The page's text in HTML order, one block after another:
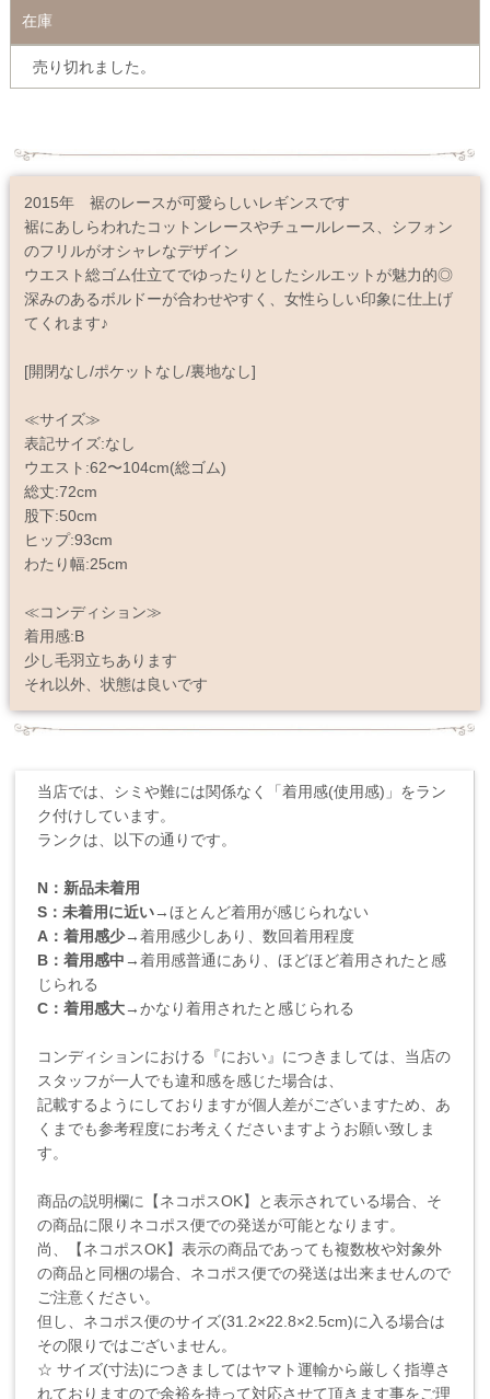
在庫
売り切れました。
2015年 裾のレースが可愛らしいレギンスです
裾にあしらわれたコットンレースやチュールレース、シフォン
のフリルがオシャレなデザイン
ウエスト総ゴム仕立てでゆったりとしたシルエットが魅力的◎
深みのあるボルドーが合わせやすく、女性らしい印象に仕上げ
てくれます♪
[開閉なし/ポケットなし/裏地なし]
≪サイズ≫
表記サイズ:なし
ウエスト:62〜104cm(総ゴム)
総丈:72cm
股下:50cm
ヒップ:93cm
わたり幅:25cm
≪コンディション≫
着用感:B
少し毛羽立ちあります
それ以外、状態は良いです
当店では、シミや難には関係なく「着用感(使用感)」をラン
ク付けしています。
ランクは、以下の通りです。
N：新品未着用
S：未着用に近い→ほとんど着用が感じられない
A：着用感少→着用感少しあり、数回着用程度
B：着用感中→着用感普通にあり、ほどほど着用されたと感
じられる
C：着用感大→かなり着用されたと感じられる
コンディションにおける『におい』につきましては、当店の
スタッフが一人でも違和感を感じた場合は、
記載するようにしておりますが個人差がございますため、あ
くまでも参考程度にお考えくださいますようお願い致しま
す。
商品の説明欄に【ネコポスOK】と表示されている場合、そ
の商品に限りネコポス便での発送が可能となります。
尚、【ネコポスOK】表示の商品であっても複数枚や対象外
の商品と同梱の場合、ネコポス便での発送は出来ませんので
ご注意ください。
但し、ネコポス便のサイズ(31.2×22.8×2.5cm)に入る場合は
その限りではございません。
☆ サイズ(寸法)につきましてはヤマト運輸から厳しく指導さ
れておりますので余裕を持って対応させて頂きます事をご理